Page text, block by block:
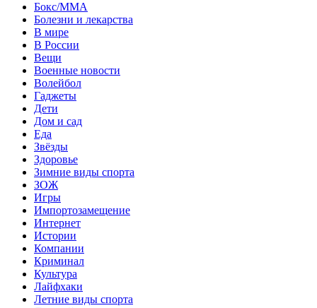
Бокс/MMA
Болезни и лекарства
В мире
В России
Вещи
Военные новости
Волейбол
Гаджеты
Дети
Дом и сад
Еда
Звёзды
Здоровье
Зимние виды спорта
ЗОЖ
Игры
Импортозамещение
Интернет
Истории
Компании
Криминал
Культура
Лайфхаки
Летние виды спорта